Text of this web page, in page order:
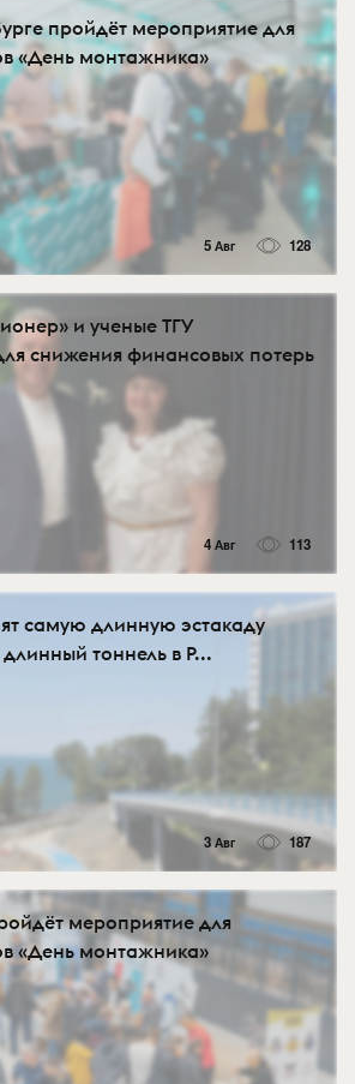
пройдёт мероприятие для
«День монтажника»
5 Авг 128
и ученые ТГУ
снижения финансовых потерь
4 Авг 113
самую длинную эстакаду
тоннель в Р...
3 Авг 187
мероприятие для
«День монтажника»